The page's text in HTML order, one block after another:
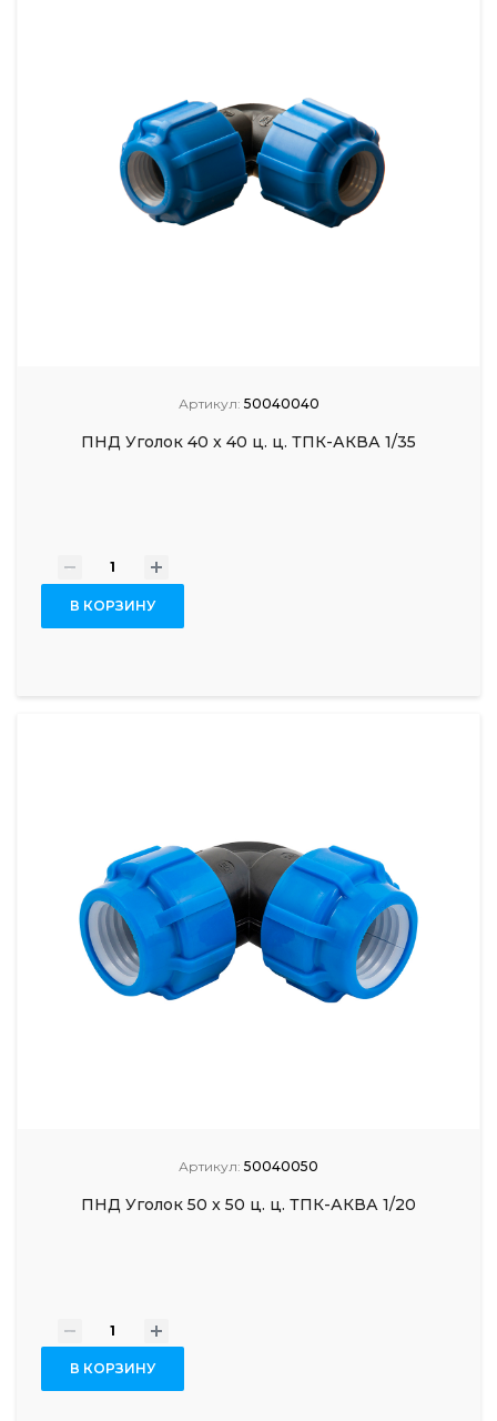
Артикул: 50040040
ПНД Уголок 40 x 40 ц. ц. ТПК-АКВА 1/35
- +
В КОРЗИНУ
Артикул: 50040050
ПНД Уголок 50 x 50 ц. ц. ТПК-АКВА 1/20
- +
В КОРЗИНУ